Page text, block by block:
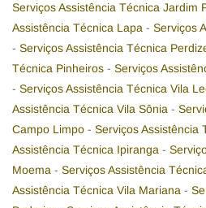
Serviços Assistência Técnica Jardim
Assistência Técnica Lapa - Serviços
- Serviços Assistência Técnica
Técnica Pinheiros - Serviços
- Serviços Assistência Técnica Vila
Assistência Técnica Vila Sônia -
Campo Limpo - Serviços Assistência
Assistência Técnica Ipiranga -
Moema - Serviços Assistência
Assistência Técnica Vila Mariana -